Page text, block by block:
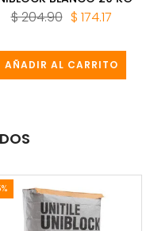
$ 204.90 $ 174.17
AÑADIR AL CARRITO